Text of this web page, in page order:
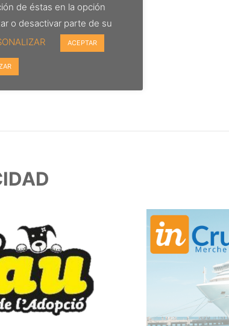
de éstas en la opción
o desactivar parte de su
ACEPTAR